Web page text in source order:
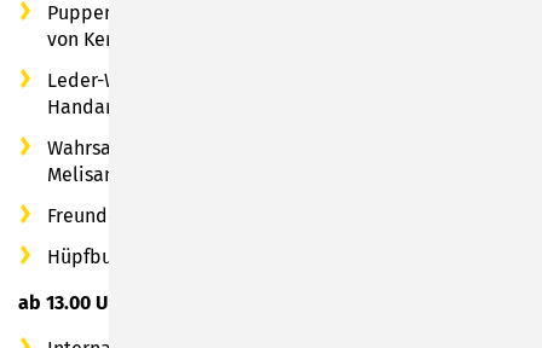
Puppen zum Liebhaben - Gehäkeltes und Gestricktes
von Kerstin Rückert
Leder-Werk - hochwertige Lederartikel aus
Handarbeit von Susanne Klor
Wahrsagerey & Kinderschminkerey mit Maccarius und
Melisande von Haidenheym
Freunde auf 2 Pfoten - tierischer Walking Acts-Spaß
Hüpfburg-Spaß - vom Hübu-Team Neustadt
ab 13.00 Uhr